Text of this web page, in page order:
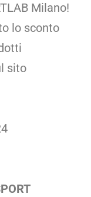
Milano!
lo sconto
sito